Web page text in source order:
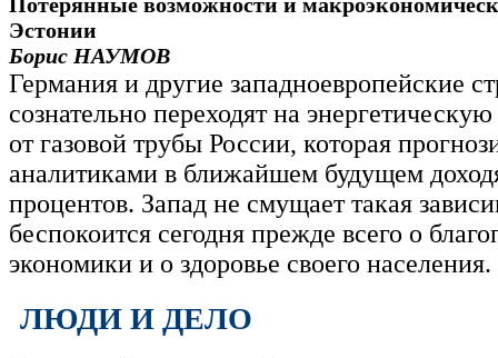
Эстонии
Борис НАУМОВ
Германия и другие западноевропейские
сознательно переходят на
от газовой трубы России, которая
аналитиками в ближайшем будущем
процентов. Запад не смущает такая
беспокоится сегодня прежде всего о
экономики и о здоровье своего населения.
ЛЮДИ И ДЕЛО